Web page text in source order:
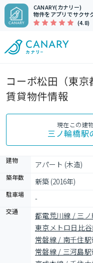
CANARY(カナリー)
物件をアプリでサクサ
(4.8)
コーポ松田（東
賃貸物件情報
現在この建
三ノ輪橋駅
建物 アパート (木造)
築年数 新築 (2016年)
駐車場 -
交通 都電荒川線 / 三ノ
東京メトロ日比
常磐線 / 南千住駅
常磐線 / 三河島駅